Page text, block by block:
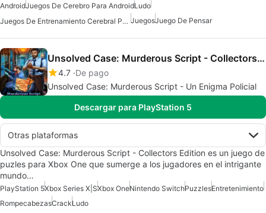
AndroidJuegos De Cerebro Para AndroidLudo
Juegos De Entrenamiento Cerebral Para Android JuegosJuego De Pensar
Unsolved Case: Murderous Script - Collectors Edition
4.7 De pago
Unsolved Case: Murderous Script - Un Enigma Policial
Descargar para PlayStation 5
Otras plataformas
Unsolved Case: Murderous Script - Collectors Edition es un juego de
puzles para Xbox One que sumerge a los jugadores en el intrigante
mundo…
PlayStation 5Xbox Series X|SXbox OneNintendo SwitchPuzzlesEntretenimiento
RompecabezasCrackLudo